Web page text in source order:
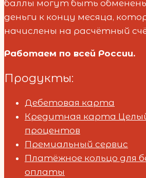
баллы могут быть
деньги к концу месяца,
начислены на расчётный
Работаем по всей России.
Продукты:
Дебетовая карта
Кредитная карта Целый
процентов
Премиальный сервис
Платёжное кольцо для
оплаты